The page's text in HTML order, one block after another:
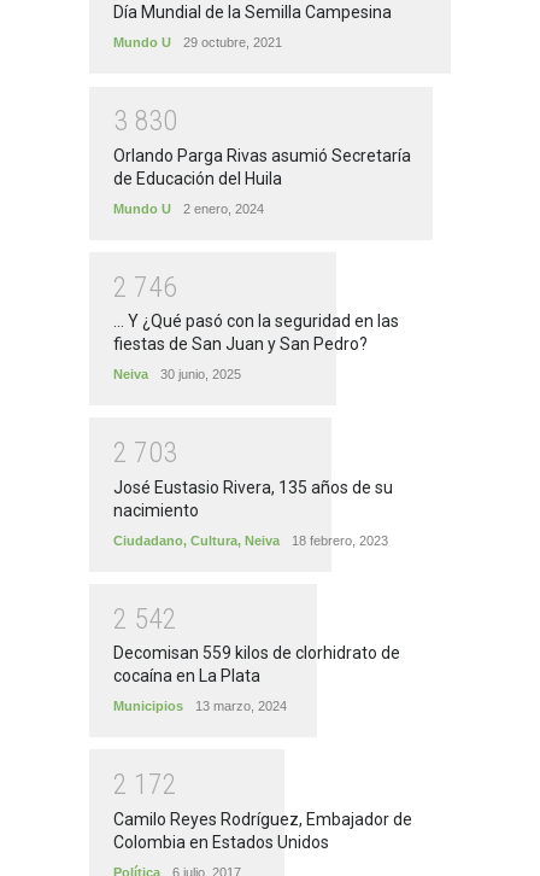
Día Mundial de la Semilla Campesina
Mundo U 29 octubre, 2021
3 830
Orlando Parga Rivas asumió Secretaría
de Educación del Huila
Mundo U 2 enero, 2024
2 746
... Y ¿Qué pasó con la seguridad en las
fiestas de San Juan y San Pedro?
Neiva 30 junio, 2025
2 703
José Eustasio Rivera, 135 años de su
nacimiento
Ciudadano, Cultura, Neiva 18 febrero, 2023
2 542
Decomisan 559 kilos de clorhidrato de
cocaína en La Plata
Municipios 13 marzo, 2024
2 1 72
Camilo Reyes Rodríguez, Embajador de
Colombia en Estados Unidos
Política 6 julio, 2017